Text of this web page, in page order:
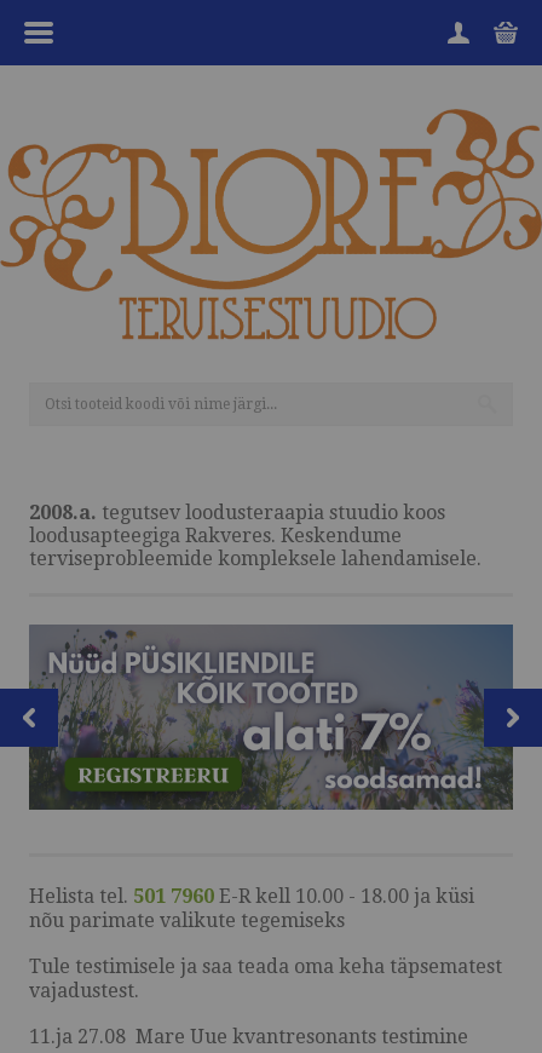
TOOTEGRUPID
KAUBAMÄRGID
SOODUKAD
KANGENVESI
OSTUINFO
VÕTA ÜHENDUST
HELISTA
KIRJUTA
FACEBOOK
2008.a. tegutsev loodusteraapia stuudio koos
loodusapteegiga Rakveres. Keskendume
terviseprobleemide kompleksele lahendamisele.
Helista tel. 501 7960 E-R kell 10.00 - 18.00 ja küsi
nõu parimate valikute tegemiseks
Tule testimisele ja saa teada oma keha täpsematest
vajadustest.
11.ja 27.08 Mare Uue kvantresonants testimine